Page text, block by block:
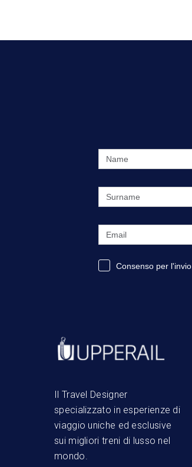
Consenso per l'invio
Il Travel Designer
specializzato in esperienze di
viaggio uniche ed esclusive
sui migliori treni di lusso nel
mondo.